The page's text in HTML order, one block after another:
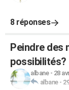
8 réponses
Peindre des
possibilités?
albane- 28
albane-